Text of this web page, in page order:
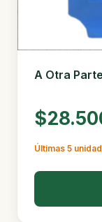
A Otra
Últimas 5